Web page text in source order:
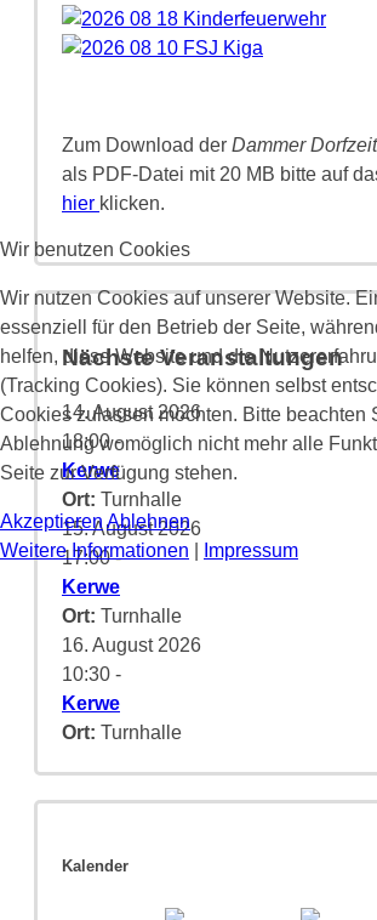
Zum Download der Dammer
als PDF-Datei mit 20 MB bitte auf
hier klicken.
Nächste Veranstaltungen
14. August 2026
18:00-
Kerwe
Ort: Turnhalle
15. August 2026
17:00-
Kerwe
Ort: Turnhalle
16. August 2026
10:30 -
Kerwe
Ort: Turnhalle
Kalender
Wir benutzen Cookies
Wir nutzen Cookies auf unserer Website.
essenziell für den Betrieb der Seite,
helfen, diese Website und die
(Tracking Cookies). Sie können selbst
Cookies zulassen möchten. Bitte beachten
Ablehnung womöglich nicht mehr alle
Seite zur Verfügung stehen.
Akzeptieren Ablehnen
Weitere Informationen
Impressum